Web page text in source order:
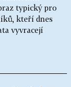
typický pro
kteří dnes
vyvracejí